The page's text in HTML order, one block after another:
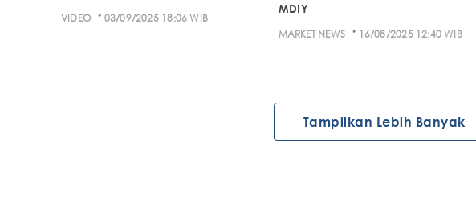
VIDEO · 03/09/2025 18:06 WIB
MDIY
MARKET NEWS · 16/08/2025 12:40 WIB
Tampilkan Lebih Banyak